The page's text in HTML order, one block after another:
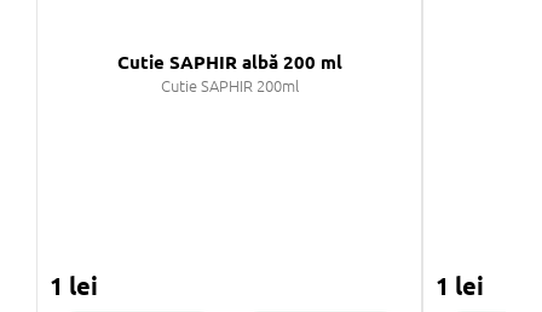
Cutie SAPHIR albă 200 ml
Cutie SAPHIR 200ml
1 lei 1 lei